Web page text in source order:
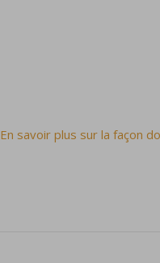
En savoir plus sur la façon